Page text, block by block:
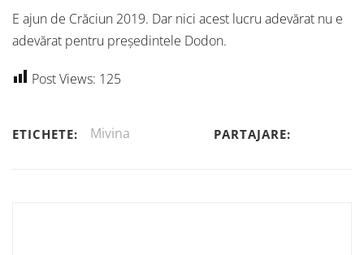
E ajun de Crăciun 2019. Dar nici acest lucru adevărat nu e
adevărat pentru președintele Dodon.
Post Views: 125
ETICHETE: Mivina PARTAJARE: